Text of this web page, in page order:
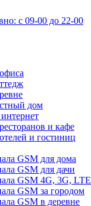
с 09-00 до 22-00
дом
и кафе
и гостиниц
GSM для дома
GSM для дачи
GSM 4G, 3G, LTE
GSM за городом
GSM в деревне